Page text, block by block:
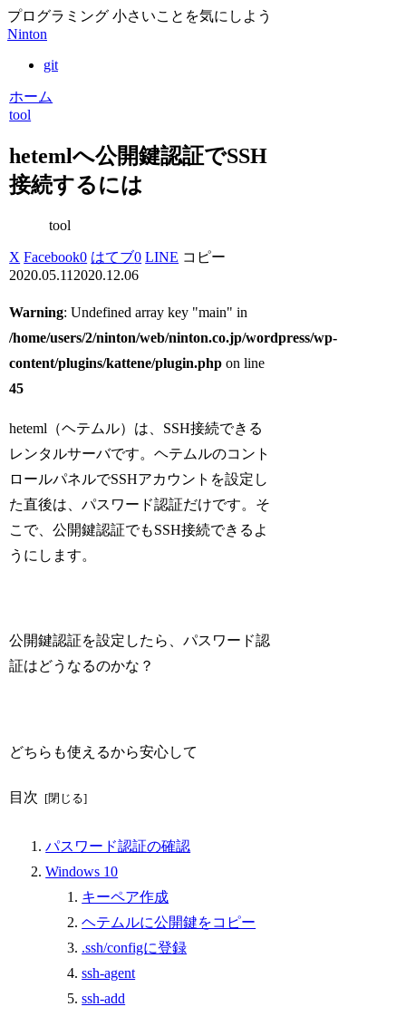
プログラミング 小さいことを気にしよう
Ninton
git
ホーム
tool
hetemlへ公開鍵認証でSSH
接続するには
tool
X Facebook0 はてブ0 LINE コピー
2020.05.11 2020.12.06
Warning: Undefined array key "main" in
/home/users/2/ninton/web/ninton.co.jp/wordpress/wp-
content/plugins/kattene/plugin.php on line
45
heteml（ヘテムル）は、SSH接続できる
レンタルサーバです。ヘテムルのコント
ロールパネルでSSHアカウントを設定し
た直後は、パスワード認証だけです。そ
こで、公開鍵認証でもSSH接続できるよ
うにします。
公開鍵認証を設定したら、パスワード認
証はどうなるのかな？
どちらも使えるから安心して
目次
パスワード認証の確認
Windows 10
キーペア作成
ヘテムルに公開鍵をコピー
.ssh/configに登録
ssh-agent
ssh-add